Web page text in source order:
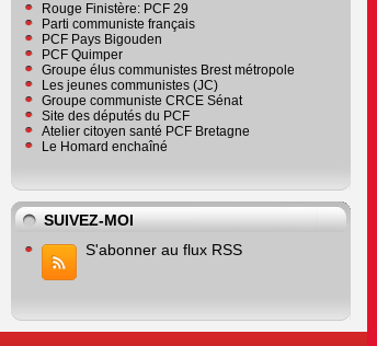
Rouge Finistère: PCF 29
Parti communiste français
PCF Pays Bigouden
PCF Quimper
Groupe élus communistes Brest métropole
Les jeunes communistes (JC)
Groupe communiste CRCE Sénat
Site des députés du PCF
Atelier citoyen santé PCF Bretagne
Le Homard enchaîné
SUIVEZ-MOI
S'abonner au flux RSS